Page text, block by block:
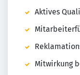
Aktives
Mitwirkung